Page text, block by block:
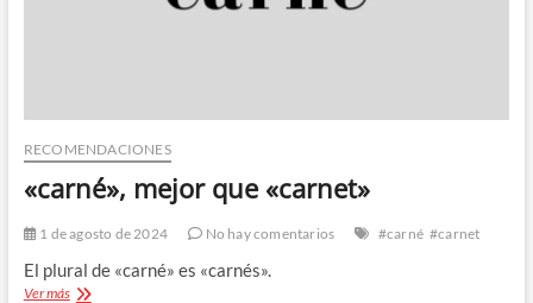
RECOMENDACIONES
«carné», mejor que «carnet»
1 de agosto de 2024 No hay comentarios #carné #carnet
El plural de «carné» es «carnés».
Ver más«carné»,